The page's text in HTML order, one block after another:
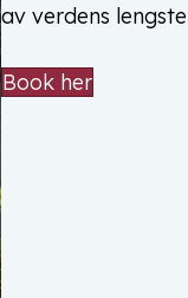
av verdens
Book her